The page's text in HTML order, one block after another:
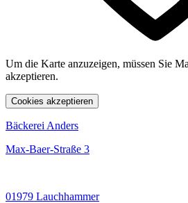
Um die Karte anzuzeigen, müssen Sie
akzeptieren.
Cookies akzeptieren
Bäckerei Anders
Max-Baer-Straße 3
01979 Lauchhammer